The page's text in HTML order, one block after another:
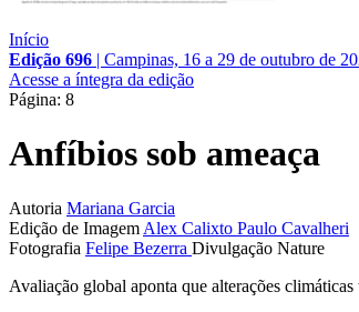
Início
Edição 696 | Campinas, 16 a 29 de outubro de
Acesse a íntegra da edição
Página: 8
Anfíbios sob ameaça
Autoria Mariana Garcia
Edição de Imagem Alex Calixto Paulo Cavalheri
Fotografia Felipe Bezerra Divulgação Nature
Avaliação global aponta que alterações